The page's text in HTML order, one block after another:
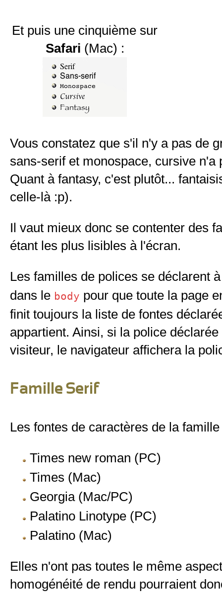
Et puis une cinquième sur
Safari (Mac) :
Vous constatez que s'il n'y a pas de
sans-serif et monospace, cursive
Quant à fantasy, c'est plutôt...
celle-là :p).
Il vaut mieux donc se contenter des
étant les plus lisibles à l'écran.
Les familles de polices se déclarent
dans le body pour que toute la page
finit toujours la liste de fontes
appartient. Ainsi, si la police
visiteur, le navigateur affichera la
Famille Serif
Les fontes de caractères de la
Times new roman (PC)
Times (Mac)
Georgia (Mac/PC)
Palatino Linotype (PC)
Palatino (Mac)
Elles n'ont pas toutes le même
homogénéité de rendu pourraient